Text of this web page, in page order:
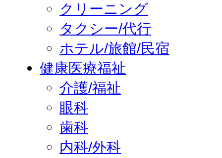
クリーニング
タクシー/代行
ホテル/旅館/民宿
健康医療福祉
介護/福祉
眼科
歯科
内科/外科